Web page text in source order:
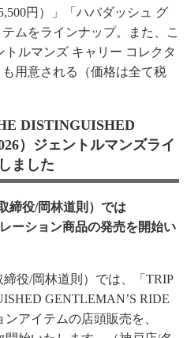
円）」「ハバダッシュ グ
ムをラインナップ。また、こ
ルマンズ キャリー コレクタ
用意される（価格は全て税
DISTINGUISHED
）ジェントルマンズライ
ました
締役/岡林道則）では
ーション商品の発売を開始い
役/岡林道則）では、「TRIP
GENTLEMAN’S RIDE
アイテムの店頭販売を、